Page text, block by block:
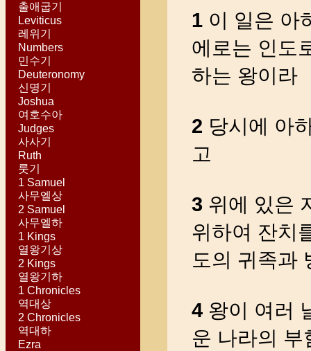
출애굽기
Leviticus
레위기
Numbers
민수기
Deuteronomy
신명기
Joshua
여호수아
Judges
사사기
Ruth
룻기
1 Samuel
사무엘상
2 Samuel
사무엘하
1 Kings
열왕기상
2 Kings
열왕기하
1 Chronicles
역대상
2 Chronicles
역대하
Ezra
1이 일은 아
에로는 인도
하는 왕이라
2 당시에 아
고
3 위에 있은
위하여 잔치
도의 귀족과
4왕이 여러
운 나라의 부